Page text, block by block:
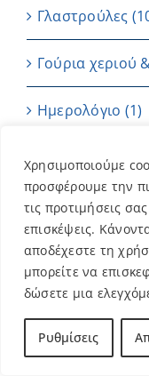
Χρησιμοποιούμε
προσφέρουμε την
τις προτιμήσεις
επισκέψεις.
αποδέχεστε τη
μπορείτε να
δώσετε μια
Ρυθμίσεις
Γλαστρούλες
Γούρια χεριού
Ημερολόγιο (1)
Καρτούλες(4)
Κεριά(7)
Μπαντάνες (2)
Μπομπονιέρες
ΜΠΡΕΛΟΚ (11)